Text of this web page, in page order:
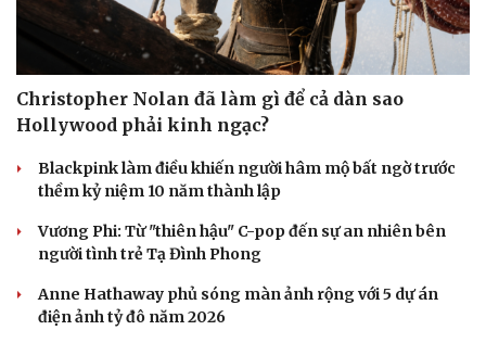
Âm nhạc
Sao Việt
Christopher Nolan đã làm gì để cả dàn sao
Hollywood phải kinh ngạc?
Blackpink làm điều khiến người hâm mộ bất ngờ trước
thềm kỷ niệm 10 năm thành lập
Vương Phi: Từ "thiên hậu" C-pop đến sự an nhiên bên
người tình trẻ Tạ Đình Phong
Anne Hathaway phủ sóng màn ảnh rộng với 5 dự án
điện ảnh tỷ đô năm 2026